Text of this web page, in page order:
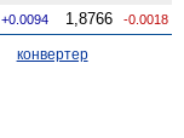
+0.0094 1,8766 -0.0018
конвертер